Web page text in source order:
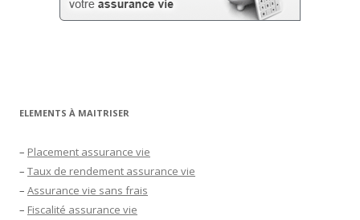
ELEMENTS À MAITRISER
– Placement assurance vie
– Taux de rendement assurance vie
– Assurance vie sans frais
– Fiscalité assurance vie